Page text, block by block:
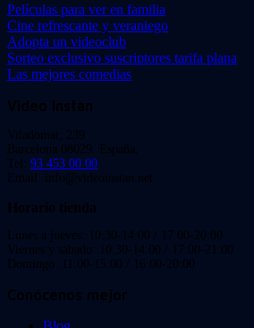
Películas para ver en familia
Cine refrescante y veraniego
Adopta un videoclub
Sorteo exclusivo suscriptores tarifa plana
Las mejores comedias
Video Instan
Viladomat, 239
Barcelona 08029. España.
Tel: 93 453 00 00
Email: info@videoinstan.net
Horario tienda
Lunes a jueves: 10:30-14:00 / 17:00-20:00
Viernes y sábado: 10:30-14:00 / 17:00-21:00
Domingo: 11:00-15:00 / 16:00-20:00
Conócenos mejor